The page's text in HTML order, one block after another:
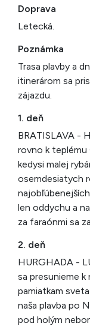
Doprava
Letecká.
Poznámka
Trasa plavby a
itinerárom sa
zájazdu.
1. deň
BRATISLAVA -
rovno k
kedysi malej
osemdesiatych
len oddychu a
za faraónmi sa
2. deň
HURGHADA -
sa presunieme k
pamiatkam
naša plavba po
pod holým